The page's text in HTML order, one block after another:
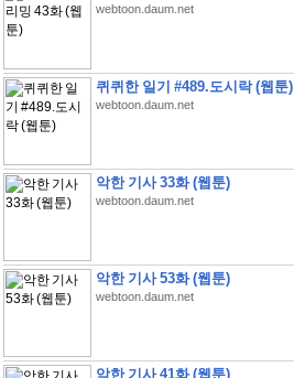
webtoon.daum.net
퀴퀴한 일기 #489.도시락 (웹툰)
webtoon.daum.net
악한 기사 33화 (웹툰)
webtoon.daum.net
악한 기사 53화 (웹툰)
webtoon.daum.net
악한 기사 41화 (웹툰)